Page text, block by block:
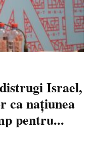
Israel,
ca națiunea
pentru...